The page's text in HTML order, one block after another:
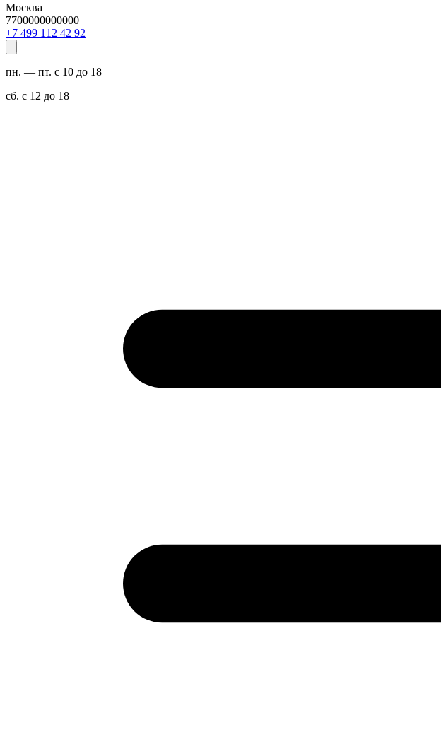
Москва
7700000000000
29 24 211 994 7+
пн. — пт. с 10 до 18
сб. с 12 до 18